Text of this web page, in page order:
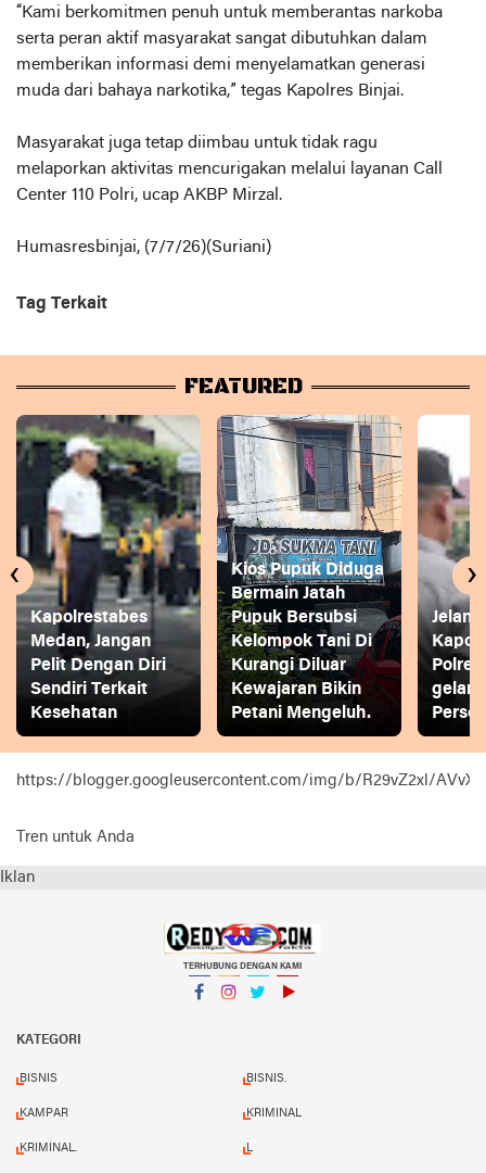
“Kami berkomitmen penuh untuk memberantas narkoba
serta peran aktif masyarakat sangat dibutuhkan dalam
memberikan informasi demi menyelamatkan generasi
muda dari bahaya narkotika,” tegas Kapolres Binjai.
Masyarakat juga tetap diimbau untuk tidak ragu
melaporkan aktivitas mencurigakan melalui layanan Call
Center 110 Polri, ucap AKBP Mirzal.
Humasresbinjai, (7/7/26)(Suriani)
Tag Terkait
FEATURED
Kapolrestabes
Medan, Jangan
Pelit Dengan Diri
Sendiri Terkait
Kesehatan
Kios Pupuk Diduga
Bermain Jatah
Pupuk Bersubsi
Kelompok Tani Di
Kurangi Diluar
Kewajaran Bikin
Petani Mengeluh.
gelar
‹ ›
https://blogger.googleusercontent.com/img/b/R29vZ2xl/
Tren untuk Anda
Iklan
TERHUBUNG DENGAN KAMI
KATEGORI
BISNIS BISNIS.
KAMPAR KRIMINAL
KRIMINAL. L